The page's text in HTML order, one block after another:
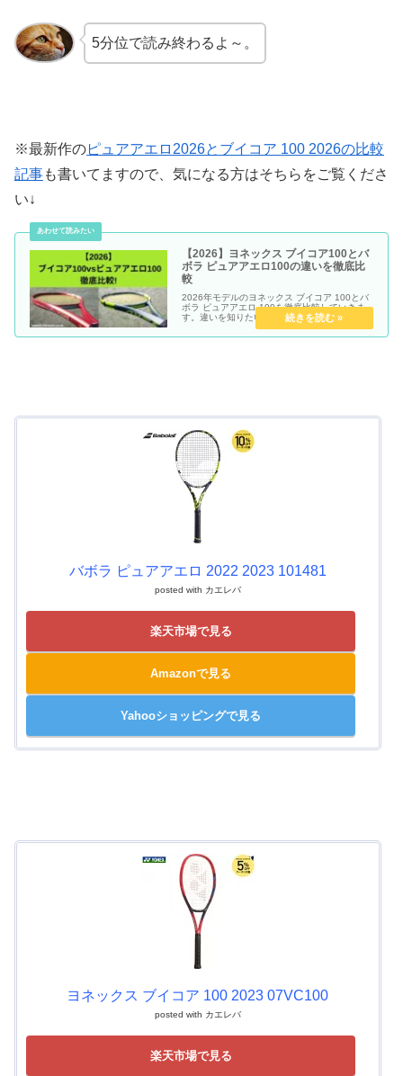
5分位で読み終わるよ～。
※最新作のピュアアエロ2026とブイコア 100 2026の比較
記事も書いてますので、気になる方はそちらをご覧くださ
い↓
【2026】ヨネックス ブイコア100とバ
ボラ ピュアアエロ100の違いを徹底比
較
2026年モデルのヨネックス ブイコア 100とバ
ボラ ピュアアエロ 100を徹底比較していきま
す。違いを知りたい方はご覧ください。
バボラ ピュアアエロ 2022 2023 101481
posted with カエレバ
楽天市場で見る
Amazonで見る
Yahooショッピングで見る
ヨネックス ブイコア 100 2023 07VC100
posted with カエレバ
楽天市場で見る